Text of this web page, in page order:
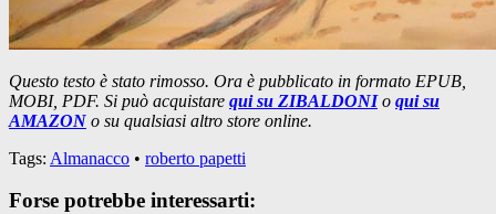
Questo testo è stato rimosso. Ora è pubblicato in formato EPUB,
MOBI, PDF. Si può acquistare qui su ZIBALDONIo qui su
AMAZON o su qualsiasi altro store online.
Tags: Almanacco • roberto papetti
Forse potrebbe interessarti: